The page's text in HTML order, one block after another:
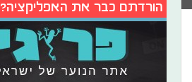
הורדתם כבר את האפליקציה?